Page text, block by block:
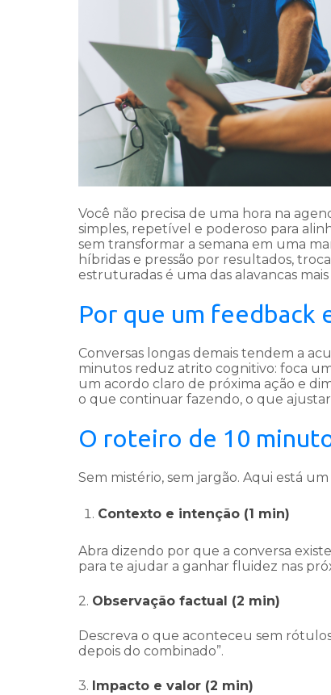
Você não precisa de uma hora na
simples, repetível e poderoso para
sem transformar a semana em uma
híbridas e pressão por resultados,
estruturadas é uma das alavancas
Por que um feedback
Conversas longas demais tendem a
minutos reduz atrito cognitivo: foca
um acordo claro de próxima ação e
o que continuar fazendo, o que
O roteiro de 10
Sem mistério, sem jargão. Aqui está
Contexto e intenção (1 min)
Abra dizendo por que a conversa
para te ajudar a ganhar fluidez nas
2. Observação factual (2 min)
Descreva o que aconteceu sem
depois do combinado”.
3. Impacto e valor (2 min)